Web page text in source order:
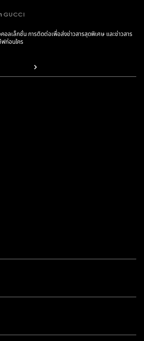
GUCCI
อลเล็กชั่น การติดต่อเพื่อส่งข่าวสารสุดพิเศษ และข่าวสาร
ก่อนใคร